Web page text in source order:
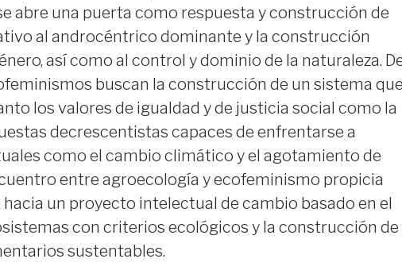
abre una puerta como respuesta y construcción de
al androcéntrico dominante y la construcción
así como al control y dominio de la naturaleza.
buscan la construcción de un sistema
los valores de igualdad y de justicia social como la
decrescentistas capaces de enfrentarse a
como el cambio climático y el agotamiento de
entre agroecología y ecofeminismo propicia
un proyecto intelectual de cambio basado en el
con criterios ecológicos y la construcción de
sustentables.